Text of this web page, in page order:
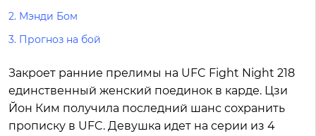
2. Мэнди Бом
3. Прогноз на бой
Закроет ранние прелимы на UFC Fight Night 218
единственный женский поединок в карде. Цзи
Йон Ким получила последний шанс сохранить
прописку в UFC. Девушка идет на серии из 4